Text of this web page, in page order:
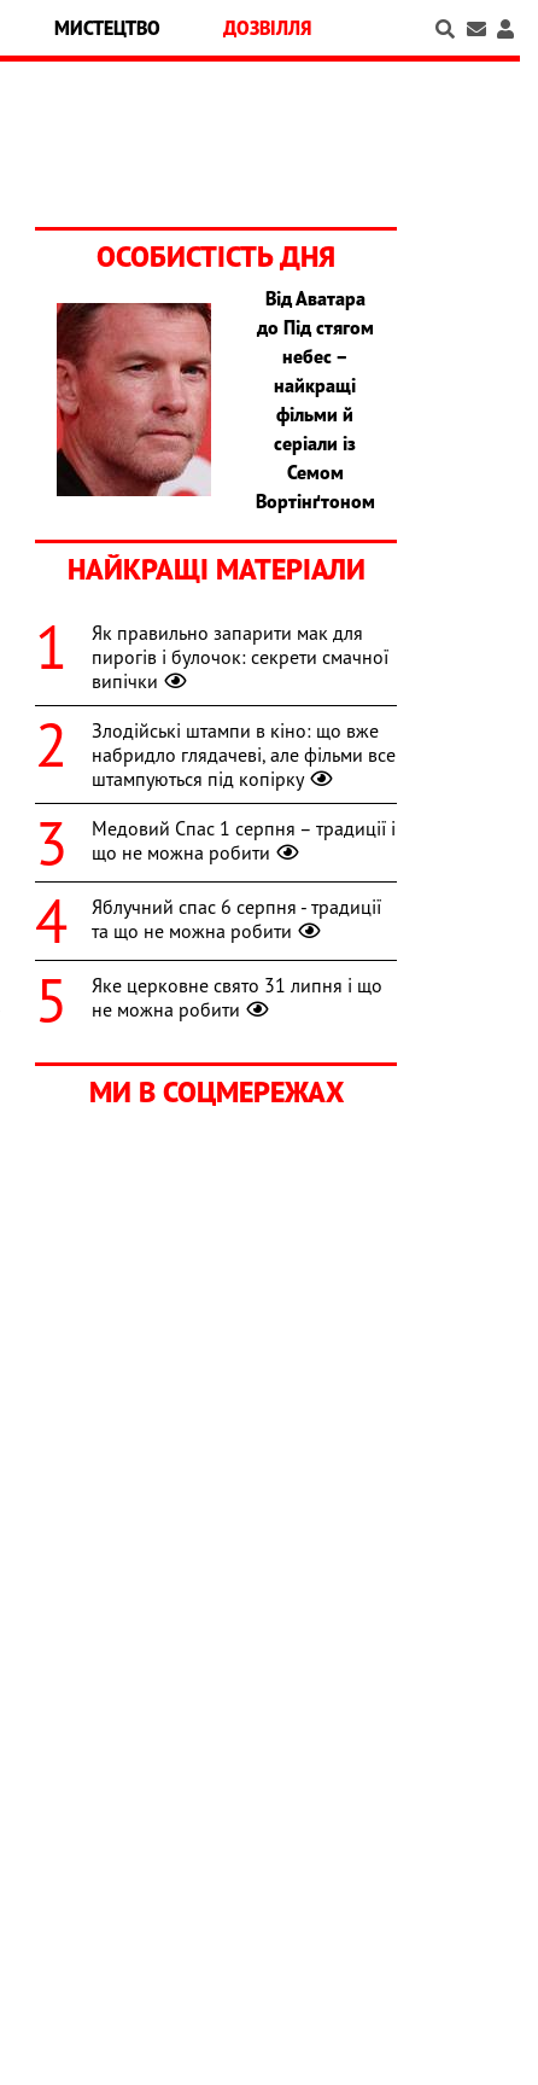
МИСТЕЦТВО ДОЗВІЛЛЯ
ОСОБИСТІСТЬ ДНЯ
Від Аватара
до Під стягом
небес –
найкращі
фільми й
серіали із
Семом
Вортінґтоном
НАЙКРАЩІ МАТЕРІАЛИ
Як правильно запарити мак для
пирогів і булочок: секрети смачної
випічки
Злодійські штампи в кіно: що вже
набридло глядачеві, але фільми все
штампуються під копірку
Медовий Спас 1 серпня – традиції і
що не можна робити
Яблучний спас 6 серпня - традиції
та що не можна робити
Яке церковне свято 31 липня і що
не можна робити
МИ В СОЦМЕРЕЖАХ